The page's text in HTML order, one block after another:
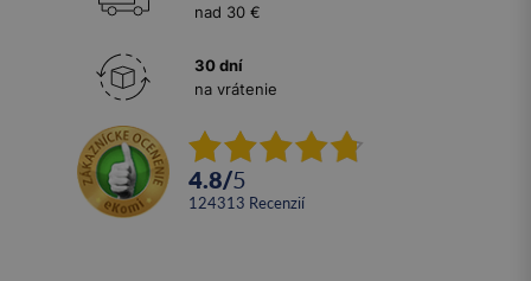
nad 30 €
30 dní
na vrátenie
4.8/5
124313 recenzií